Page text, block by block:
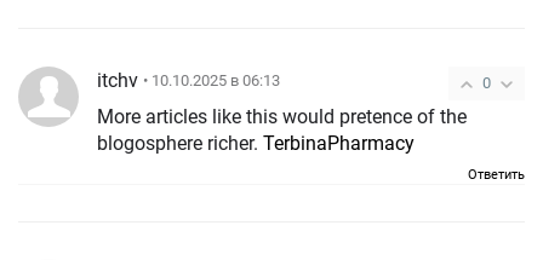
0
itchv • 10.10.2025 в 06:13
More articles like this would pretence of the
blogosphere richer. TerbinaPharmacy
Ответить